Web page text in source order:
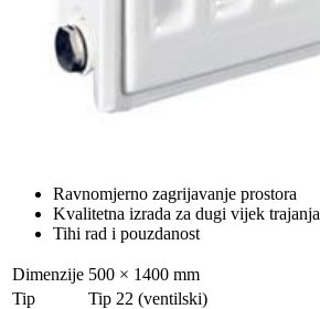
Ravnomjerno zagrijavanje prostora
Kvalitetna izrada za dugi vijek trajanja
Tihi rad i pouzdanost
Dimenzije 500 × 1400 mm
Tip
Tip 22 (ventilski)